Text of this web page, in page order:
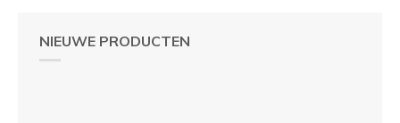
NIEUWE PRODUCTEN